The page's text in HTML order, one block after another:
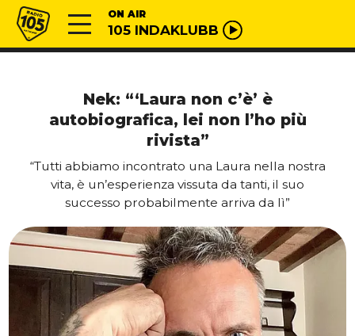
Vai al contenuto
Radio 105 ON AIR
105 INDAKLUBB
Nek: “‘Laura non c’è’ è
autobiografica, lei non l’ho più
rivista”
“Tutti abbiamo incontrato una Laura nella nostra
vita, è un’esperienza vissuta da tanti, il suo
successo probabilmente arriva da lì”